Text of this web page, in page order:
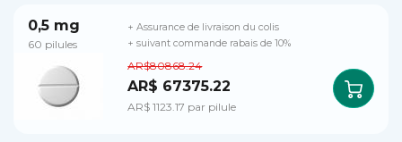
0,5 mg
60 pilules
AR$80868.24
AR$ 67375.22
AR$ 1123.17 par pilule
+ Assurance de livraison du colis
+ suivant commande rabais de 10%